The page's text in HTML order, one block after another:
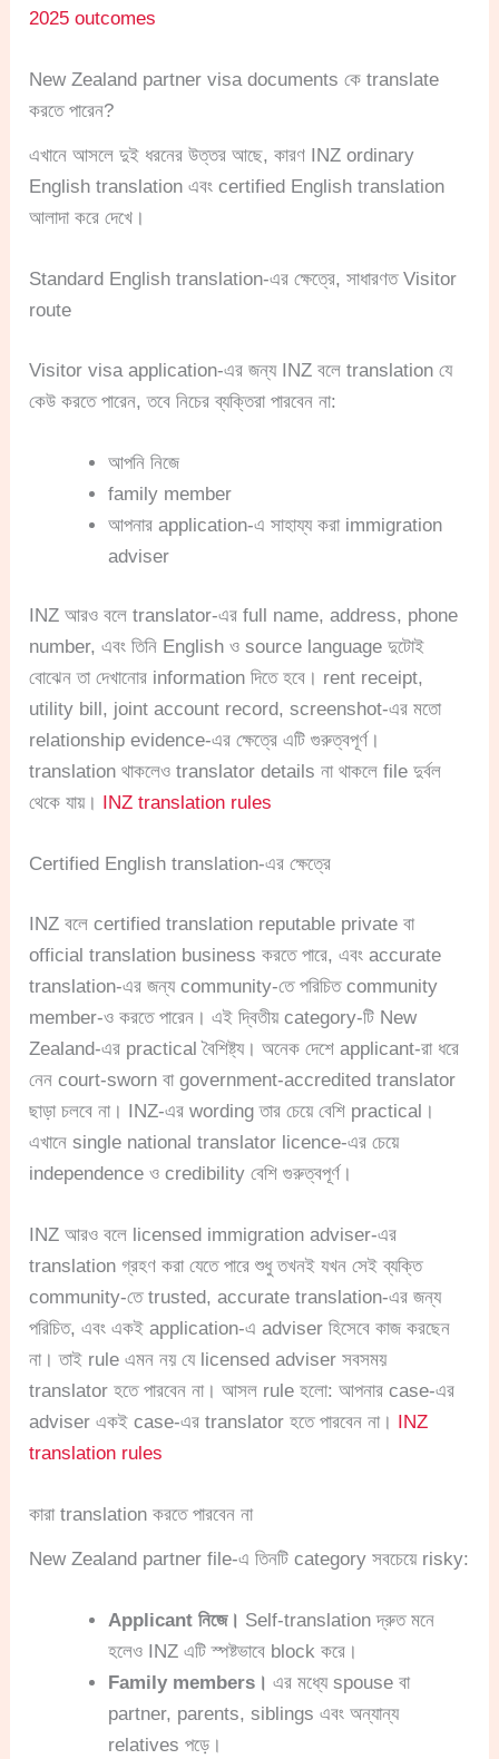
2025 outcomes
New Zealand partner visa documents কে translate
করতে পারেন?
এখানে আসলে দুই ধরনের উত্তর আছে, কারণ INZ ordinary
English translation এবং certified English translation
আলাদা করে দেখে।
Standard English translation-এর ক্ষেত্রে, সাধারণত Visitor
route
Visitor visa application-এর জন্য INZ বলে translation যে
কেউ করতে পারেন, তবে নিচের ব্যক্তিরা পারবেন না:
আপনি নিজে
family member
আপনার application-এ সাহায্য করা immigration
adviser
INZ আরও বলে translator-এর full name, address, phone
number, এবং তিনি English ও source language দুটোই
বোঝেন তা দেখানোর information দিতে হবে। rent receipt,
utility bill, joint account record, screenshot-এর মতো
relationship evidence-এর ক্ষেত্রে এটি গুরুত্বপূর্ণ।
translation থাকলেও translator details না থাকলে file দুর্বল
থেকে যায়।
INZ translation rules
Certified English translation-এর ক্ষেত্রে
INZ বলে certified translation reputable private বা
official translation business করতে পারে, এবং accurate
translation-এর জন্য community-তে পরিচিত community
member-ও করতে পারেন। এই দ্বিতীয় category-টি New
Zealand-এর practical বৈশিষ্ট্য। অনেক দেশে applicant-রা ধরে
নেন court-sworn বা government-accredited translator
ছাড়া চলবে না। INZ-এর wording তার চেয়ে বেশি practical।
এখানে single national translator licence-এর চেয়ে
independence ও credibility বেশি গুরুত্বপূর্ণ।
INZ আরও বলে licensed immigration adviser-এর
translation গ্রহণ করা যেতে পারে শুধু তখনই যখন সেই ব্যক্তি
community-তে trusted, accurate translation-এর জন্য
পরিচিত, এবং একই application-এ adviser হিসেবে কাজ করছেন
না। তাই rule এমন নয় যে licensed adviser সবসময়
translator হতে পারবেন না। আসল rule হলো: আপনার case-এর
adviser একই case-এর translator হতে পারবেন না। INZ
translation rules
কারা translation করতে পারবেন না
New Zealand partner file-এ তিনটি category সবচেয়ে risky:
Applicant নিজে। Self-translation দ্রুত মনে
হলেও INZ এটি স্পষ্টভাবে block করে।
Family members। এর মধ্যে spouse বা
partner, parents, siblings এবং অন্যান্য
relatives পড়ে।